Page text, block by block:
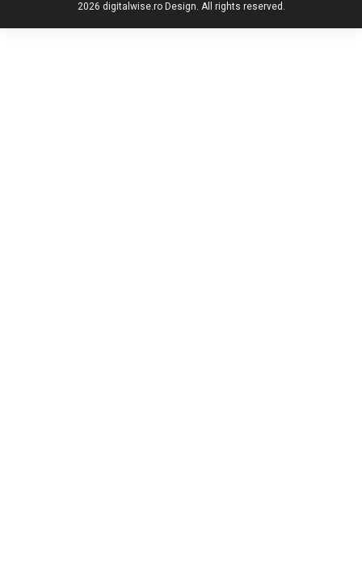
2026 digitalwise.ro Design. All rights reserved.